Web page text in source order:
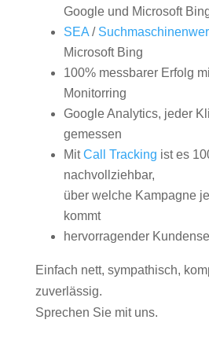
Google und Microsoft
SEA/
Microsoft Bing
100% messbarer Erfolg
Monitorring
Google Analytics, jeder
gemessen
MitCall Tracking ist es
nachvollziehbar,
über welche Kampagne
kommt
hervorragender
Einfach nett, sympathisch,
zuverlässig.
Sprechen Sie mit uns.